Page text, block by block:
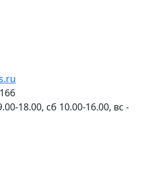
18.00, сб 10.00-16.00, вс -